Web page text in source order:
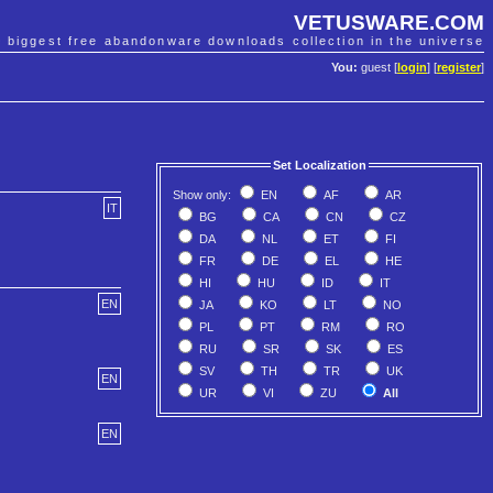
VETUSWARE.COM
biggest free abandonware downloads collection in the universe
You: guest [ login] [register]
Set Localization
Show only: EN AF
AR
BG
CA CN
CZ
DA
NL ET
FI
FR
DE EL
HE
HI
HU ID
IT
JA
KO LT
NO
PL
PT RM
RO
RU
SR SK
ES
SV
TH TR
UK
UR
VI ZU All
IT
EN
EN
EN